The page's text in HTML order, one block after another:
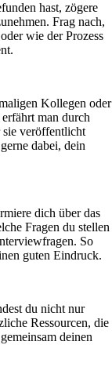
hast, zögere
Frag nach,
wie der Prozess
Kollegen oder
man durch
veröffentlicht
dabei, dein
dich über das
Fragen du stellen
So
guten Eindruck.
du nicht nur
Ressourcen, die
deinen